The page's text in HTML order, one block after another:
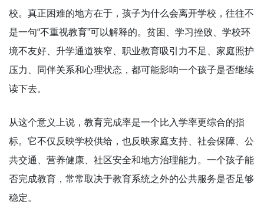
校。真正困难的地方在于，孩子为什么会离开学校，往往不
是一句“不重视教育”可以解释的。贫困、学习挫败、学校环
境不友好、升学通道狭窄、职业教育吸引力不足、家庭照护
压力、同伴关系和心理状态，都可能影响一个孩子是否继续
读下去。
从这个意义上说，教育完成率是一个比入学率更综合的指
标。它不仅反映学校供给，也反映家庭支持、社会保障、公
共交通、营养健康、社区安全和地方治理能力。一个孩子能
否完成教育，常常取决于教育系统之外的公共服务是否足够
稳定。